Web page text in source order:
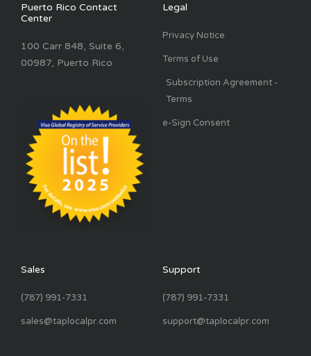
Puerto Rico Contact
Center
100 Carr 848, Suite 6,
00987, Puerto Rico
Legal
Privacy Notice
Terms of Use
Subscription Agreement -
Terms
e-Sign Consent
Sales
(787) 991-7331
sales@taplocalpr.com
Support
(787) 991-7331
support@taplocalpr.com